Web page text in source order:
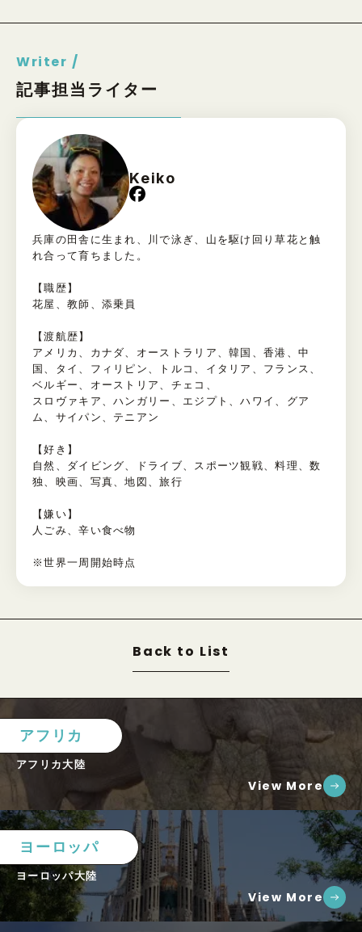
Writer /
記事担当ライター
Keiko
兵庫の田舎に生まれ、川で泳ぎ、山を駆け回り草花と触
れ合って育ちました。
【職歴】
花屋、教師、添乗員
【渡航歴】
アメリカ、カナダ、オーストラリア、韓国、香港、中
国、タイ、フィリピン、トルコ、イタリア、フランス、
ベルギー、オーストリア、チェコ、
スロヴァキア、ハンガリー、エジプト、ハワイ、グア
ム、サイパン、テニアン
【好き】
自然、ダイビング、ドライブ、スポーツ観戦、料理、数
独、映画、写真、地図、旅行
【嫌い】
人ごみ、辛い食べ物
※世界一周開始時点
Back to List
アフリカ
アフリカ大陸
View More
ヨーロッパ
ヨーロッパ大陸
View More